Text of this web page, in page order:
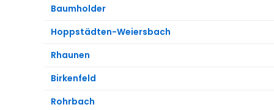
Baumholder
Hoppstädten-Weiersbach
Rhaunen
Birkenfeld
Rohrbach